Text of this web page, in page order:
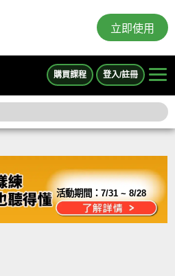
立即使用
購買課程 登入/註冊
活動期間：7/31 ~ 8/28